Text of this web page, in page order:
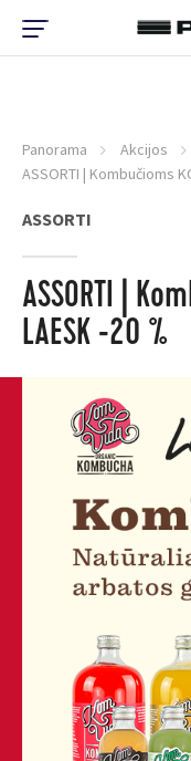
Panorama
Akcijos
ASSORTI | Kombučioms
ASSORTI
ASSORTI |
LAESK -20 %